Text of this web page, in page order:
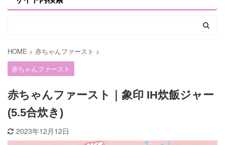
HOME > 赤ちゃんファースト >
赤ちゃんファースト
赤ちゃんファースト｜象印 IH炊飯ジャー
(5.5合炊き)
2023年12月12日